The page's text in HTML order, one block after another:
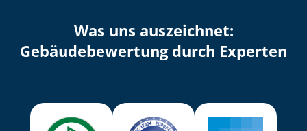
Was uns auszeichnet:
Ge­bäu­de­be­wer­tung durch Experten